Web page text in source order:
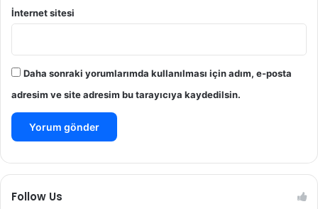
İnternet sitesi
Daha sonraki yorumlarımda kullanılması için adım, e-posta
adresim ve site adresim bu tarayıcıya kaydedilsin.
Follow Us